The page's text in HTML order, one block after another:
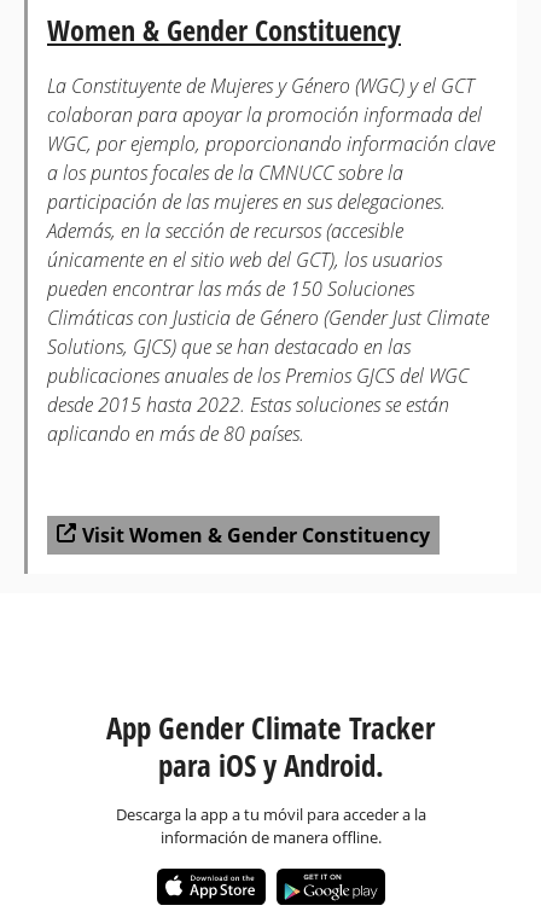
Women & Gender Constituency
La Constituyente de Mujeres y Género (WGC) y el GCT
colaboran para apoyar la promoción informada del
WGC, por ejemplo, proporcionando información clave
a los puntos focales de la CMNUCC sobre la
participación de las mujeres en sus delegaciones.
Además, en la sección de recursos (accesible
únicamente en el sitio web del GCT), los usuarios
pueden encontrar las más de 150 Soluciones
Climáticas con Justicia de Género (Gender Just Climate
Solutions, GJCS) que se han destacado en las
publicaciones anuales de los Premios GJCS del WGC
desde 2015 hasta 2022. Estas soluciones se están
aplicando en más de 80 países.
Visit Women & Gender Constituency
App Gender Climate Tracker
para iOS y Android.
Descarga la app a tu móvil para acceder a la
información de manera offline.